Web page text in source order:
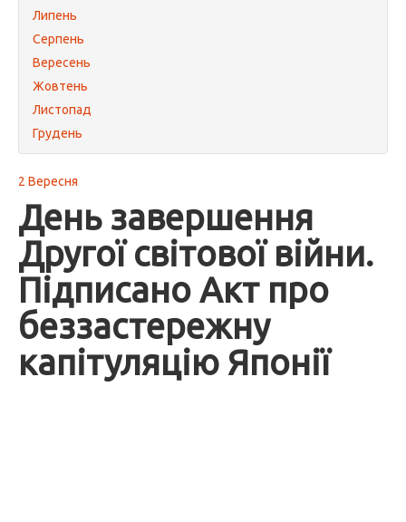
Липень
Серпень
Вересень
Жовтень
Листопад
Грудень
2 Вересня
День завершення
Другої світової війни.
Підписано Акт про
беззастережну
капітуляцію Японії